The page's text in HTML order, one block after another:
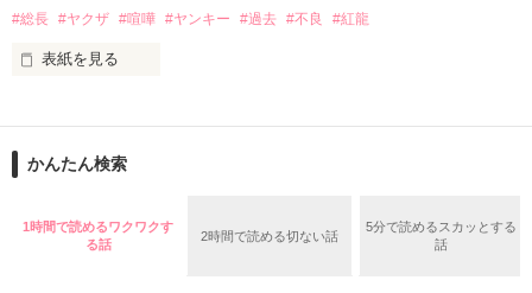
恥じらいと好奇心
勇気？
・
兄と妹が
ただそれだけの話。
★第１位獲得しました★
皆様からの感想・レビュー、応援メッセージなど
引き続き、お待ちしております。
#総長 #ヤクザ #喧嘩 #ヤンキー #過去 #不良 #紅龍
表紙を見る
関東No.1を"全国"No.1にした
紅龍７代目総長
かんたん検索
1時間で読めるワクワクす
る話
2時間で読める切ない話
5分で読めるスカッとする
話